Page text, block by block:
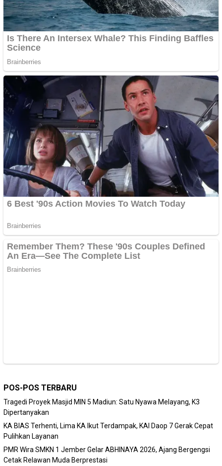
POS-POS TERBARU
Tragedi Proyek Masjid MIN 5 Madiun: Satu Nyawa Melayang, K3
Dipertanyakan
KA BIAS Terhenti, Lima KA Ikut Terdampak, KAI Daop 7 Gerak Cepat
Pulihkan Layanan
PMR Wira SMKN 1 Jember Gelar ABHINAYA 2026, Ajang Bergengsi
Cetak Relawan Muda Berprestasi